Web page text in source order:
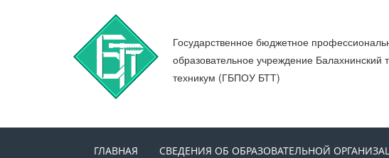
Государственное бюджетное
образовательное учреждение Балахнинский
техникум (ГБПОУ БТТ)
ГЛАВНАЯ СВЕДЕНИЯ ОБ ОБРАЗОВАТЕЛЬНОЙ